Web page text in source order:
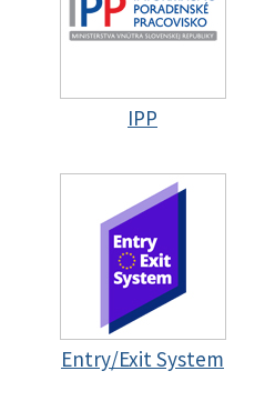
IPP
Entry/Exit System